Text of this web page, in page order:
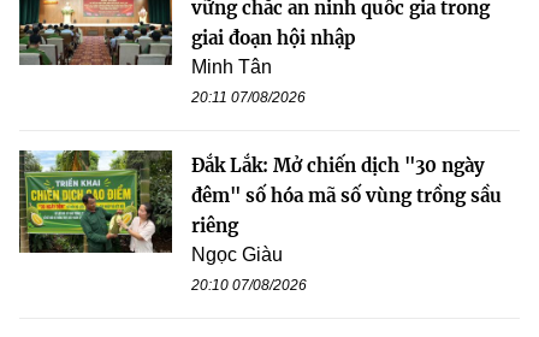
vững chắc an ninh quốc gia trong
giai đoạn hội nhập
Minh Tân
20:11 07/08/2026
Đắk Lắk: Mở chiến dịch "30 ngày
đêm" số hóa mã số vùng trồng sầu
riêng
Ngọc Giàu
20:10 07/08/2026